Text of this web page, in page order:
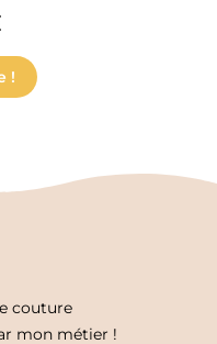
!
couture
mon métier !